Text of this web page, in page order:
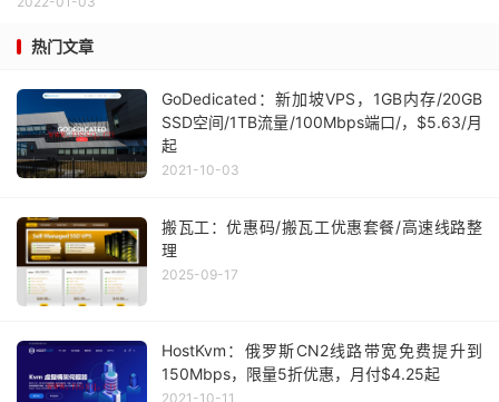
热门文章
GoDedicated：新加坡VPS，1GB内存/20GB
SSD空间/1TB流量/100Mbps端口/，$5.63/月
起
2021-10-03
搬瓦工：优惠码/搬瓦工优惠套餐/高速线路整
理
2025-09-17
HostKvm：俄罗斯CN2线路带宽免费提升到
150Mbps，限量5折优惠，月付$4.25起
2021-10-11